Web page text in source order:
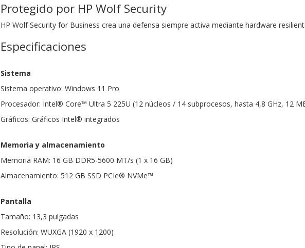
Protegido por HP Wolf Security
HP Wolf Security for Business crea una defensa siempre activa mediante hardware
Especificaciones
Sistema
Sistema operativo: Windows 11 Pro
Procesador: Intel® Core™ Ultra 5 225U (12 núcleos / 14 subprocesos, hasta 4,8 GHz, 12
Gráficos: Gráficos Intel® integrados
Memoria y almacenamiento
Memoria RAM: 16 GB DDR5-5600 MT/s (1 x 16 GB)
Almacenamiento: 512 GB SSD PCIe® NVMe™
Pantalla
Tamaño: 13,3 pulgadas
Resolución: WUXGA (1920 x 1200)